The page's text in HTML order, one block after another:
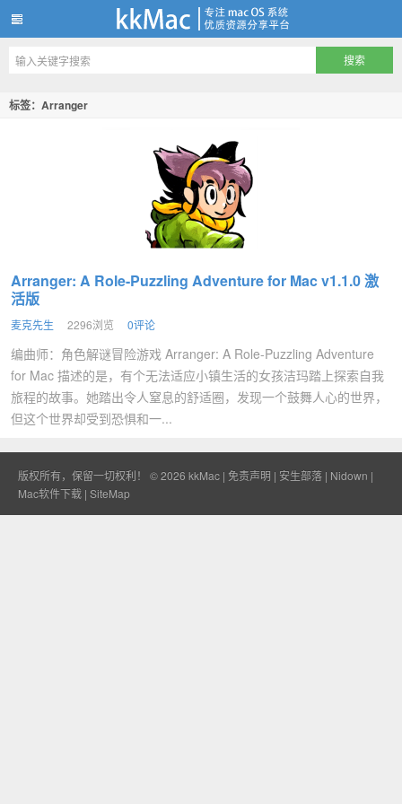
kkMac
标签：Arranger
Arranger: A Role-Puzzling Adventure for Mac v1.1.0 激
活版
麦克先生 2296浏览 0评论
编曲师：角色解谜冒险游戏 Arranger: A Role-Puzzling Adventure
for Mac 描述的是，有个无法适应小镇生活的女孩洁玛踏上探索自我
旅程的故事。她踏出令人窒息的舒适圈，发现一个鼓舞人心的世界，
但这个世界却受到恐惧和一...
版权所有，保留一切权利！ © 2026 kkMac | 免责声明 | 安生部落 | Nidown |
Mac软件下载 | SiteMap